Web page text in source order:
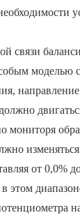
связи
моделью
мониторя
изменяться
от 0,0%
этом